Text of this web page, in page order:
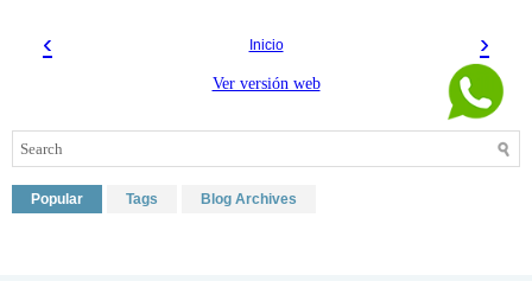
‹ ›
Inicio
Ver versión web
Popular Tags Blog Archives